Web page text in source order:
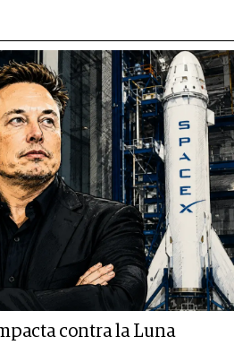
contra la Luna